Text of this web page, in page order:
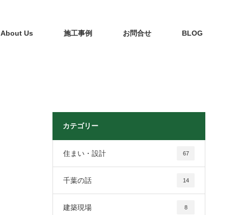
About Us 施工事例 お問合せ BLOG
カテゴリー
住まい・設計 67
千葉の話 14
建築現場 8